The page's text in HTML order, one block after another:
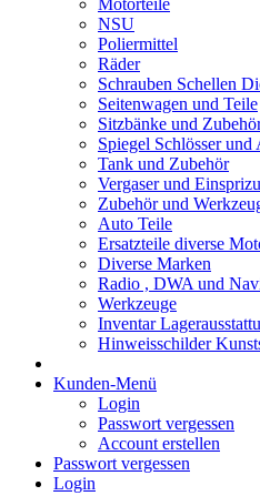
Motorteile
NSU
Poliermittel
Räder
Schrauben Schellen
Seitenwagen und Teile
Sitzbänke und
Spiegel Schlösser
Tank und Zubehör
Vergaser und
Zubehör und
Auto Teile
Ersatzteile diverse
Diverse Marken
Radio , DWA und
Werkzeuge
Inventar
Hinweisschilder
Kunden-Menü
Login
Passwort vergessen
Account erstellen
Passwort vergessen
Login